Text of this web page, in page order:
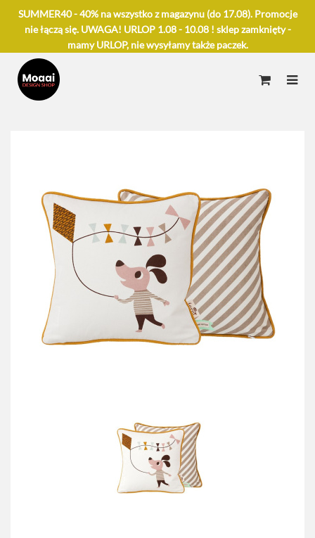
SUMMER40 - 40% na wszystko z magazynu (do 17.08). Promocje
nie łączą się. UWAGA! URLOP 1.08 - 10.08 ! sklep zamknięty -
mamy URLOP, nie wysyłamy także paczek.